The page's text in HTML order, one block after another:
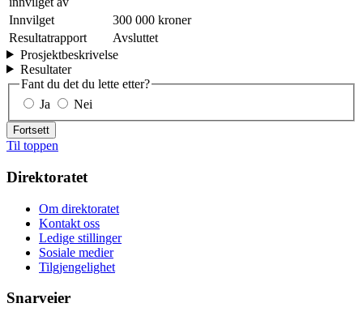
Innvilget
300 000 kroner
Resultatrapport
Avsluttet
Prosjektbeskrivelse
Resultater
Fant du det du lette etter?
Ja
Nei
Fortsett
Til toppen
Direktoratet
Om direktoratet
Kontakt oss
Ledige stillinger
Sosiale medier
Tilgjengelighet
Snarveier